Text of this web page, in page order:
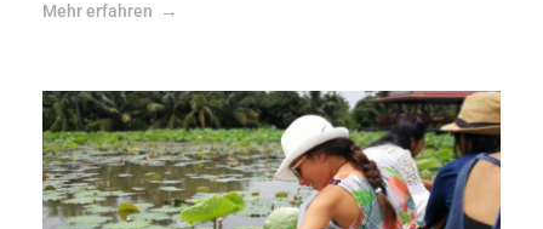
Mehr erfahren